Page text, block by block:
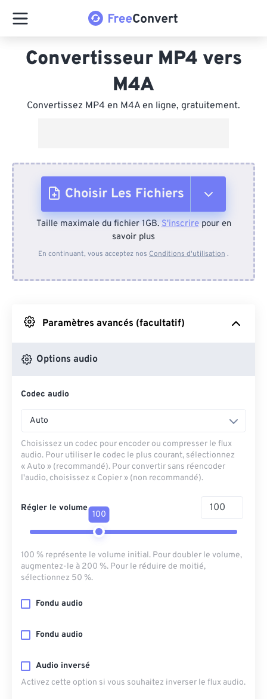
Convertisseur MP4 vers
M4A
Convertissez MP4 en M4A en ligne, gratuitement.
Choisir Les Fichiers
Depuis l'appareil
Depuis Google Drive
Depuis OneDrive
Taille maximale du fichier 1GB.S'inscrirepour en
savoir plus
En continuant, vous acceptez nos Conditions d'utilisation .
Paramètres avancés (facultatif)
Options audio
Codec audio
Auto
Choisissez un codec pour encoder ou compresser le flux
audio. Pour utiliser le codec le plus courant, sélectionnez
« Auto » (recommandé). Pour convertir sans réencoder
l'audio, choisissez « Copier » (non recommandé).
Régler le volume
100
100 % représente le volume initial. Pour doubler le volume,
augmentez-le à 200 %. Pour le réduire de moitié,
sélectionnez 50 %.
Fondu audio
Fondu audio
Audio inversé
Activez cette option si vous souhaitez inverser le flux audio.